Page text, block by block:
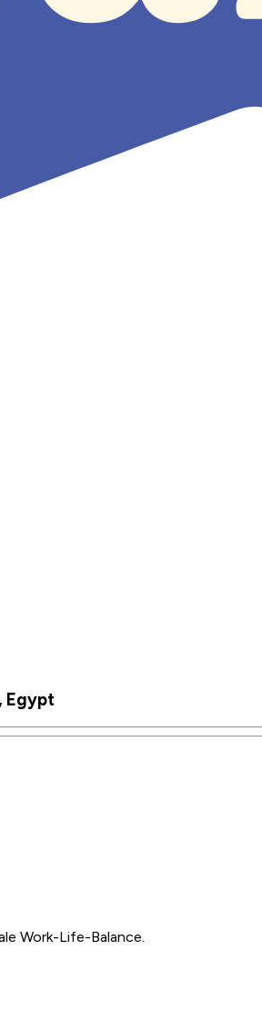
Egypt
Work-Life-Balance.